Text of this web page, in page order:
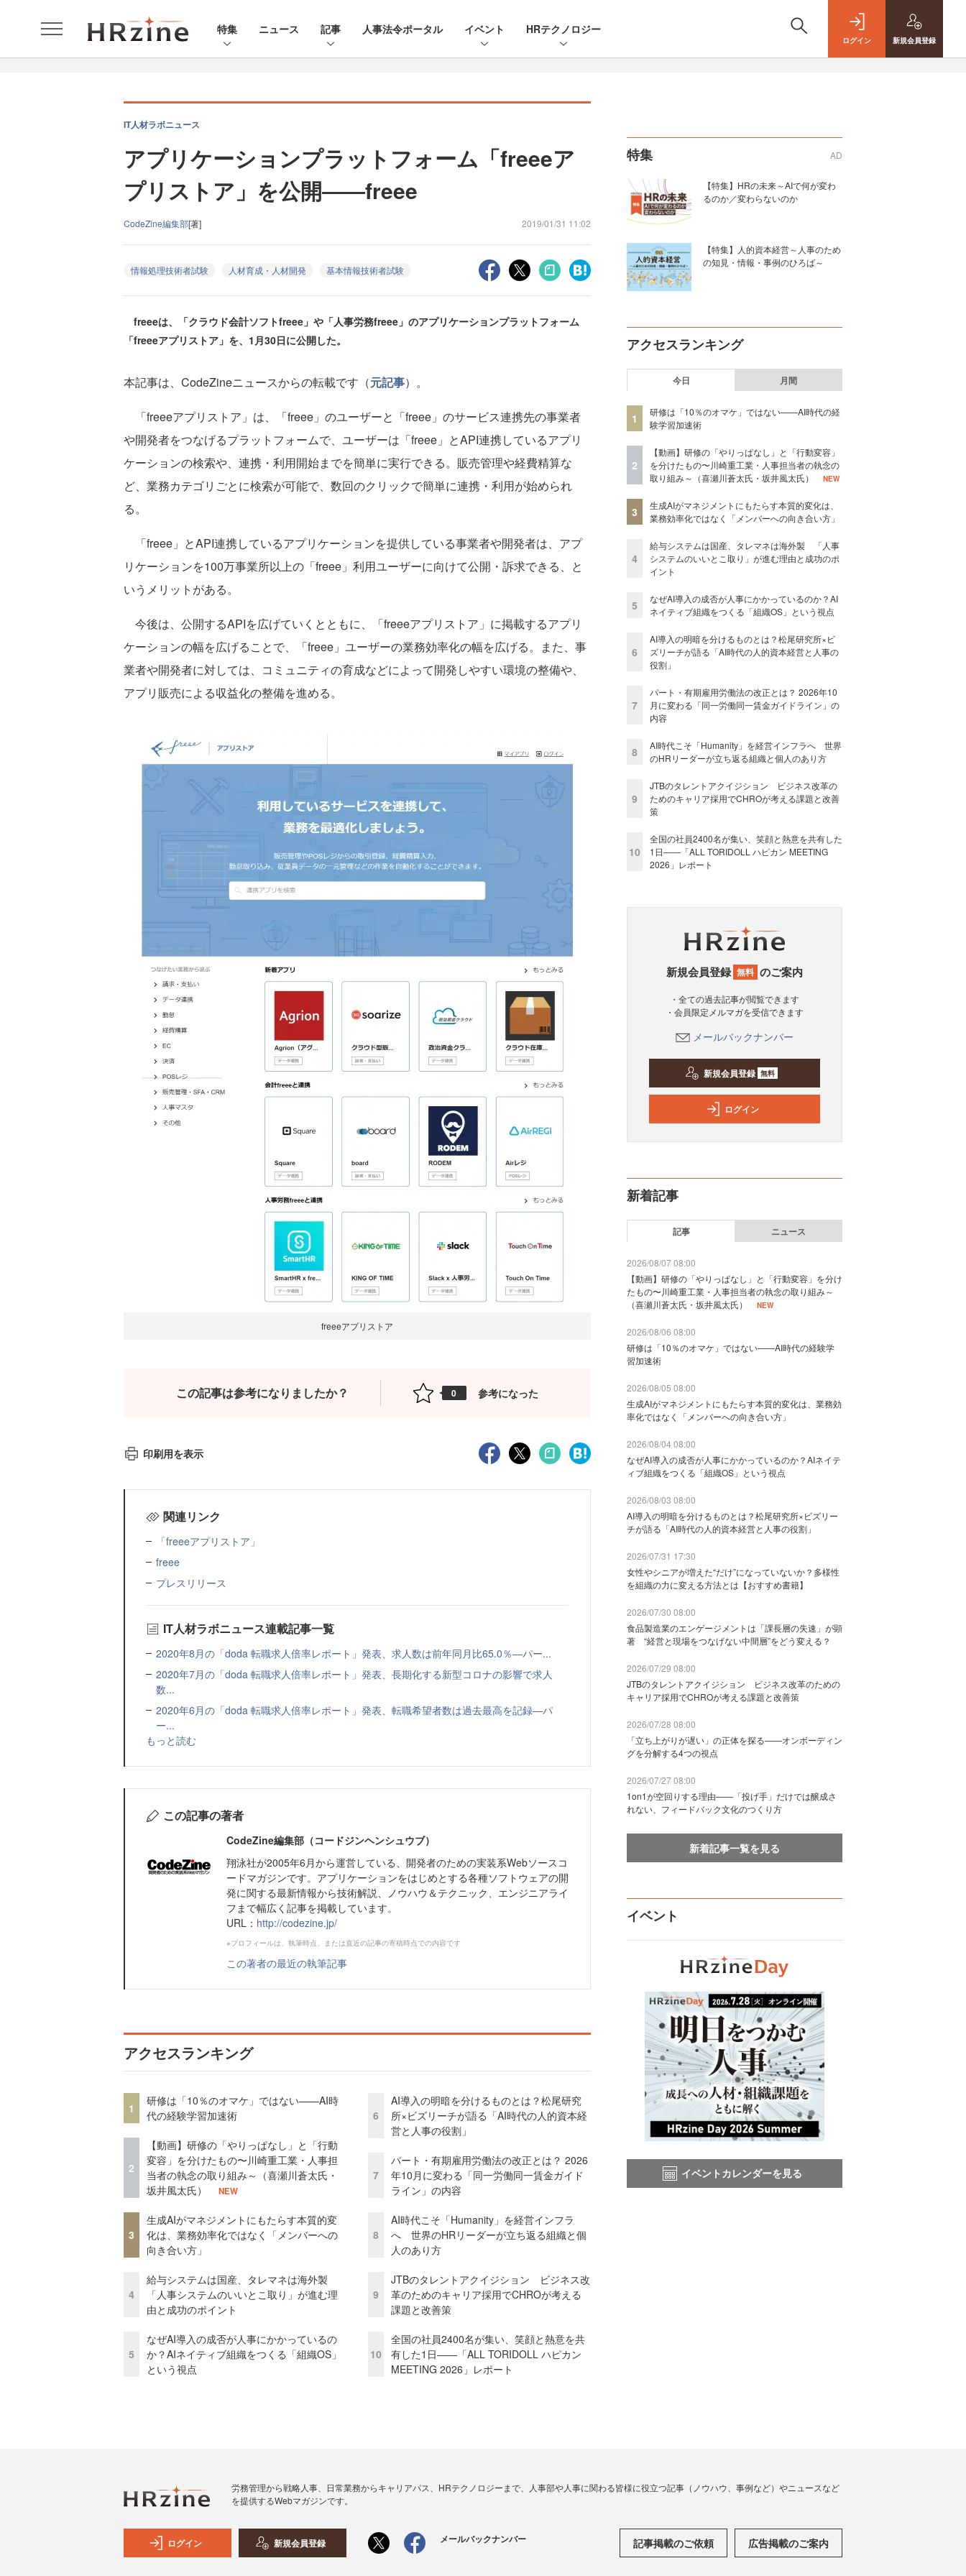
特集 ニュース 記事 人事法令ポータル イベント HRテクノロジー
ログイン 新規会員登録
IT人材ラボニュース
アプリケーションプラットフォーム「freeeア
プリストア」を公開――freee
CodeZine編集部[著] 2019/01/31 11:02
情報処理技術者試験 人材育成・人材開発 基本情報技術者試験
freeeは、「クラウド会計ソフトfreee」や「人事労務freee」のアプリケーションプラットフォーム
「freeeアプリストア」を、1月30日に公開した。
本記事は、CodeZineニュースからの転載です（元記事）。
「freeeアプリストア」は、「freee」のユーザーと「freee」のサービス連携先の事業者
や開発者をつなげるプラットフォームで、ユーザーは「freee」とAPI連携しているアプリ
ケーションの検索や、連携・利用開始までを簡単に実行できる。販売管理や経費精算な
ど、業務カテゴリごとに検索が可能で、数回のクリックで簡単に連携・利用が始められ
る。
「freee」とAPI連携しているアプリケーションを提供している事業者や開発者は、アプ
リケーションを100万事業所以上の「freee」利用ユーザーに向けて公開・訴求できる、と
いうメリットがある。
今後は、公開するAPIを広げていくとともに、「freeeアプリストア」に掲載するアプリ
ケーションの幅を広げることで、「freee」ユーザーの業務効率化の幅を広げる。また、事
業者や開発者に対しては、コミュニティの育成などによって開発しやすい環境の整備や、
アプリ販売による収益化の整備を進める。
freeeアプリストア
この記事は参考になりましたか？ 0 参考になった
印刷用を表示
関連リンク
「freeeアプリストア」
freee
プレスリリース
IT人材ラボニュース連載記事一覧
2020年8月の「doda 転職求人倍率レポート」発表、求人数は前年同月比65.0％―パー...
2020年7月の「doda 転職求人倍率レポート」発表、長期化する新型コロナの影響で求人
数...
2020年6月の「doda 転職求人倍率レポート」発表、転職希望者数は過去最高を記録―パ
ー...
もっと読む
この記事の著者
CodeZine編集部（コードジンヘンシュウブ）
翔泳社が2005年6月から運営している、開発者のための実装系Webソースコ
ードマガジンです。アプリケーションをはじめとする各種ソフトウェアの開
発に関する最新情報から技術解説、ノウハウ＆テクニック、エンジニアライ
フまで幅広く記事を掲載しています。
URL： http://codezine.jp/
※プロフィールは、執筆時点、または直近の記事の寄稿時点での内容です
この著者の最近の執筆記事
アクセスランキング
1
研修は「10％のオマケ」ではない——AI時
代の経験学習加速術
2
【動画】研修の「やりっぱなし」と「行動
変容」を分けたもの〜川崎重工業・人事担
当者の執念の取り組み～（喜瀬川蒼太氏・
坂井風太氏）
NEW
3
生成AIがマネジメントにもたらす本質的変
化は、業務効率化ではなく「メンバーへの
向き合い方」
4
給与システムは国産、タレマネは海外製
「人事システムのいいとこ取り」が進む理
由と成功のポイント
5
なぜAI導入の成否が人事にかかっているの
か？AIネイティブ組織をつくる「組織OS」
という視点
6
AI導入の明暗を分けるものとは？松尾研究
所×ビズリーチが語る「AI時代の人的資本経
営と人事の役割」
7
パート・有期雇用労働法の改正とは？ 2026
年10月に変わる「同一労働同一賃金ガイド
ライン」の内容
8
AI時代こそ「Humanity」を経営インフラ
へ 世界のHRリーダーが立ち返る組織と個
人のあり方
9
JTBのタレントアクイジション ビジネス改
革のためのキャリア採用でCHROが考える
課題と改善策
10
全国の社員2400名が集い、笑顔と熱意を共
有した1日――「ALL TORIDOLL ハピカン
MEETING 2026」レポート
特集 AD
【特集】HRの未来～AIで何が変わ
るのか／変わらないのか
【特集】人的資本経営～人事のため
の知見・情報・事例のひろば～
アクセスランキング
今日 月間
1
研修は「10％のオマケ」ではない——AI時代の経
験学習加速術
2
【動画】研修の「やりっぱなし」と「行動変容」
を分けたもの〜川崎重工業・人事担当者の執念の
取り組み～（喜瀬川蒼太氏・坂井風太氏）
NEW
3
生成AIがマネジメントにもたらす本質的変化は、
業務効率化ではなく「メンバーへの向き合い方」
4
給与システムは国産、タレマネは海外製 「人事
システムのいいとこ取り」が進む理由と成功のポ
イント
5
なぜAI導入の成否が人事にかかっているのか？AI
ネイティブ組織をつくる「組織OS」という視点
6
AI導入の明暗を分けるものとは？松尾研究所×ビ
ズリーチが語る「AI時代の人的資本経営と人事の
役割」
7
パート・有期雇用労働法の改正とは？ 2026年10
月に変わる「同一労働同一賃金ガイドライン」の
内容
8
AI時代こそ「Humanity」を経営インフラへ 世界
のHRリーダーが立ち返る組織と個人のあり方
9
JTBのタレントアクイジション ビジネス改革の
ためのキャリア採用でCHROが考える課題と改善
策
10
全国の社員2400名が集い、笑顔と熱意を共有した
1日――「ALL TORIDOLL ハピカン MEETING
2026」レポート
新規会員登録 無料 のご案内
・全ての過去記事が閲覧できます
・会員限定メルマガを受信できます
メールバックナンバー
新規会員登録 無料
ログイン
新着記事
記事 ニュース
2026/08/07 08:00
【動画】研修の「やりっぱなし」と「行動変容」を分け
たもの〜川崎重工業・人事担当者の執念の取り組み～
（喜瀬川蒼太氏・坂井風太氏）
NEW
2026/08/06 08:00
研修は「10％のオマケ」ではない——AI時代の経験学
習加速術
2026/08/05 08:00
生成AIがマネジメントにもたらす本質的変化は、業務効
率化ではなく「メンバーへの向き合い方」
2026/08/04 08:00
なぜAI導入の成否が人事にかかっているのか？AIネイテ
ィブ組織をつくる「組織OS」という視点
2026/08/03 08:00
AI導入の明暗を分けるものとは？松尾研究所×ビズリー
チが語る「AI時代の人的資本経営と人事の役割」
2026/07/31 17:30
女性やシニアが増えた“だけ”になっていないか？多様性
を組織の力に変える方法とは【おすすめ書籍】
2026/07/30 08:00
食品製造業のエンゲージメントは「課長層の失速」が顕
著 “経営と現場をつなげない中間層”をどう変える？
2026/07/29 08:00
JTBのタレントアクイジション ビジネス改革のための
キャリア採用でCHROが考える課題と改善策
2026/07/28 08:00
「立ち上がりが遅い」の正体を探る——オンボーディン
グを分解する4つの視点
2026/07/27 08:00
1on1が空回りする理由——「投げ手」だけでは醸成さ
れない、フィードバック文化のつくり方
新着記事一覧を見る
イベント
イベントカレンダーを見る
労務管理から戦略人事、日常業務からキャリアパス、HRテクノロジーまで、人事部や人事に関わる皆様に役立つ記事（ノウハウ、事例など）やニュースなど
を提供するWebマガジンです。
ログイン 新規会員登録 メールバックナンバー 記事掲載のご依頼 広告掲載のご案内